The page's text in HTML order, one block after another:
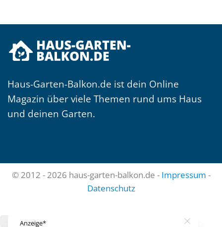
Haus-Garten-Balkon.de ist dein Online
Magazin über viele Themen rund ums Haus
und deinen Garten.
© 2012 - 2026 haus-garten-balkon.de - Impressum -
Datenschutz
Anzeige*